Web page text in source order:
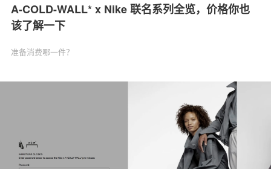
A-COLD-WALL* x Nike 联名系列全览，价格你也
该了解一下
准备消费哪一件？